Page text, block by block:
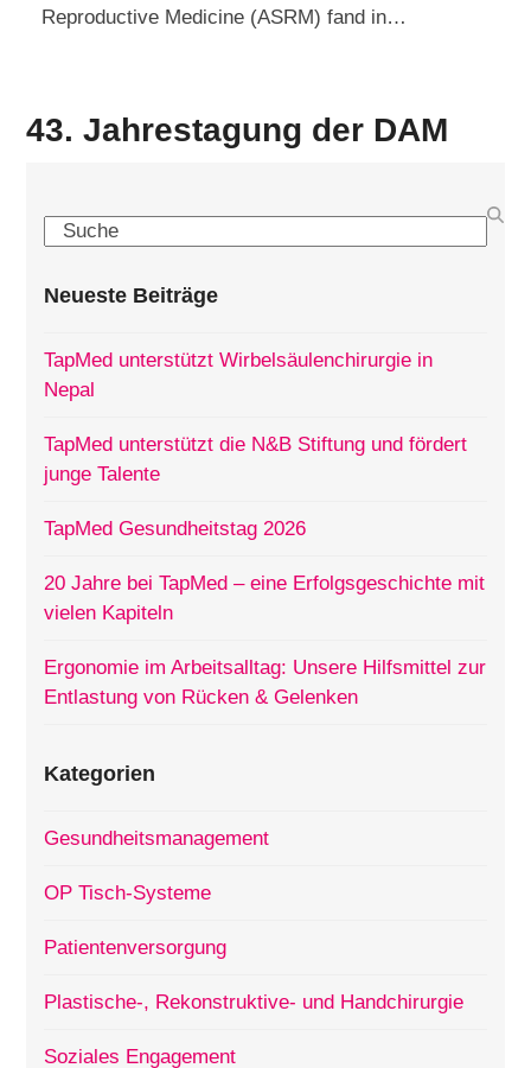
Reproductive Medicine (ASRM) fand in…
43. Jahrestagung der DAM
Search
Neueste Beiträge
TapMed unterstützt Wirbelsäulenchirurgie in
Nepal
TapMed unterstützt die N&B Stiftung und fördert
junge Talente
TapMed Gesundheitstag 2026
20 Jahre bei TapMed – eine Erfolgsgeschichte mit
vielen Kapiteln
Ergonomie im Arbeitsalltag: Unsere Hilfsmittel zur
Entlastung von Rücken & Gelenken
Kategorien
Gesundheitsmanagement
OP Tisch-Systeme
Patientenversorgung
Plastische-, Rekonstruktive- und Handchirurgie
Soziales Engagement